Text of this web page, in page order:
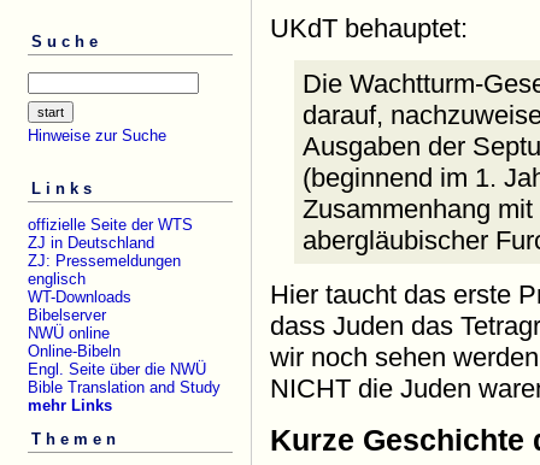
Suche
Hinweise zur Suche
Links
offizielle Seite der WTS
ZJ in Deutschland
ZJ: Pressemeldungen
englisch
WT-Downloads
Bibelserver
NWÜ online
Online-Bibeln
Engl. Seite über die NWÜ
Bible Translation and Study
mehr Links
Themen
UKdT behauptet:
Die Wachtturm-
darauf,
Ausgaben der
(beginnend im 1.
Zusammenhang
abergläubischer
Hier taucht das erste
dass Juden das
wir noch sehen
NICHT die Juden
Kurze Geschichte